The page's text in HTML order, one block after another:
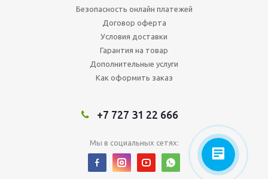
Безопасность онлайн платежей
Договор оферта
Условия доставки
Гарантия на товар
Дополнительные услуги
Как оформить заказ
+7 727 31 22 666
Мы в социальных сетях: